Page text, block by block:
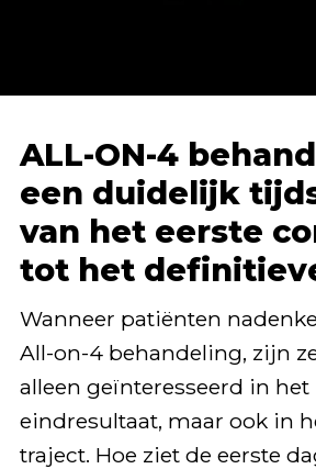
ALL-ON-4
een duidelijk
van het eerste
tot het
Wanneer patiënten
All-on-4 behandeling, zijn
alleen geïnteresseerd in het
eindresultaat, maar ook in
traject. Hoe ziet de eerste